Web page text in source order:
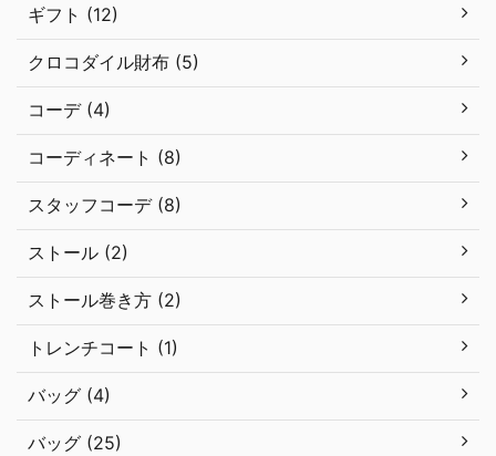
ギフト (12)
クロコダイル財布 (5)
コーデ (4)
コーディネート (8)
スタッフコーデ (8)
ストール (2)
ストール巻き方 (2)
トレンチコート (1)
バッグ (4)
バッグ (25)